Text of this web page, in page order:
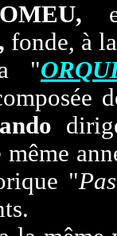
fonde, à
"
même
"